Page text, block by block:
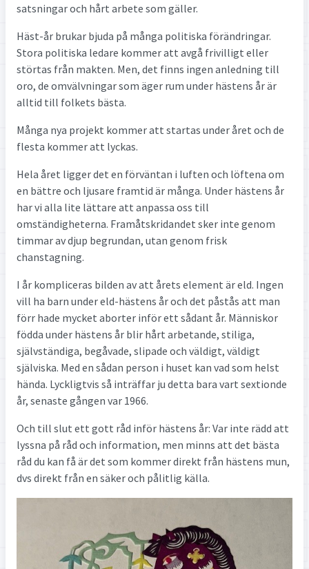
satsningar och hårt arbete som gäller.
Häst-år brukar bjuda på många politiska förändringar.
Stora politiska ledare kommer att avgå frivilligt eller
störtas från makten. Men, det finns ingen anledning till
oro, de omvälvningar som äger rum under hästens år är
alltid till folkets bästa.
Många nya projekt kommer att startas under året och de
flesta kommer att lyckas.
Hela året ligger det en förväntan i luften och löftena om
en bättre och ljusare framtid är många. Under hästens år
har vi alla lite lättare att anpassa oss till
omständigheterna. Framåtskridandet sker inte genom
timmar av djup begrundan, utan genom frisk
chanstagning.
I år kompliceras bilden av att årets element är eld. Ingen
vill ha barn under eld-hästens år och det påstås att man
förr hade mycket aborter inför ett sådant år. Människor
födda under hästens år blir hårt arbetande, stiliga,
självständiga, begåvade, slipade och väldigt, väldigt
själviska. Med en sådan person i huset kan vad som helst
hända. Lyckligtvis så inträffar ju detta bara vart sextionde
år, senaste gången var 1966.
Och till slut ett gott råd inför hästens år: Var inte rädd att
lyssna på råd och information, men minns att det bästa
råd du kan få är det som kommer direkt från hästens mun,
dvs direkt från en säker och pålitlig källa.